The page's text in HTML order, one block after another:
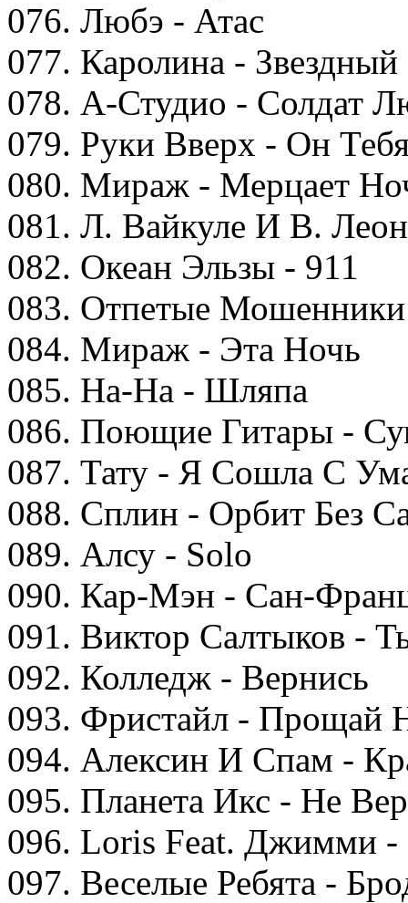
076. Любэ - Атас
077. Каролина - Звездный
078. А-Студио - Солдат
079. Руки Вверх - Он
080. Мираж - Мерцает
081. Л. Вайкуле И В.
082. Океан Эльзы - 911
083. Отпетые
084. Мираж - Эта Ночь
085. На-На - Шляпа
086. Поющие Гитары -
087. Тату - Я Сошла С
088. Сплин - Орбит Без
089. Алсу - Solo
090. Кар-Мэн - Сан-
091. Виктор Салтыков -
092. Колледж - Вернись
093. Фристайл - Прощай
094. Алексин И Спам -
095. Планета Икс - Не
096. Loris Feat. Джимми
097. Веселые Ребята -